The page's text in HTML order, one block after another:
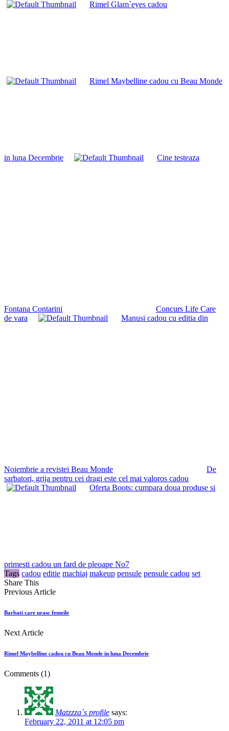
Rimel Glam`eyes cadou
Rimel Maybelline cadou cu Beau Monde
in luna Decembrie Cine testeaza
Fontana Contarini
Concurs Life Care
de vara
Manusi cadou cu editia din
Noiembrie a revistei Beau Monde
De
sarbatori, grija pentru cei dragi este cel mai valoros cadou
Oferta Boots: cumpara doua produse si
primesti cadou un fard de pleoape No7
Tags cadou editie machiaj makeup pensule pensule cadou set
Share This
Previous Article
Barbati care urasc femeile
Next Article
Rimel Maybelline cadou cu Beau Monde in luna Decembrie
Comments (1)
Matzzza`s profile says:
February 22, 2011 at 12:05 pm